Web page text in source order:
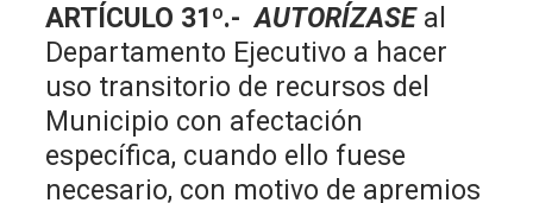
ARTÍCULO 31º.- AUTORÍZASE al
Departamento Ejecutivo a hacer
uso transitorio de recursos del
Municipio con afectación
específica, cuando ello fuese
necesario, con motivo de apremios